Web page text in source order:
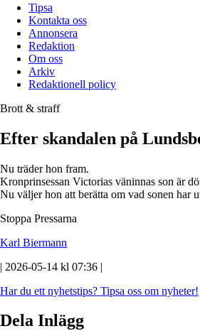
Tipsa
Kontakta oss
Annonsera
Redaktion
Om oss
Arkiv
Redaktionell policy
Brott & straff
Efter skandalen på
Nu träder hon fram.
Kronprinsessan Victorias väninnas son är
Nu väljer hon att berätta om vad sonen har
Stoppa Pressarna
Karl Biermann
| 2026-05-14 kl 07:36 |
Har du ett nyhetstips? Tipsa oss om nyheter!
Dela Inlägg